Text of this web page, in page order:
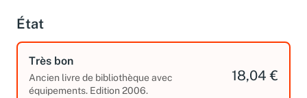
État
Très bon
Ancien livre de bibliothèque avec
équipements. Edition 2006.
18,04 €